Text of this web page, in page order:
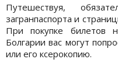
Путешествуя,
загранпаспорта и
При покупке билетов
Болгарии вас могут
или его ксерокопию.